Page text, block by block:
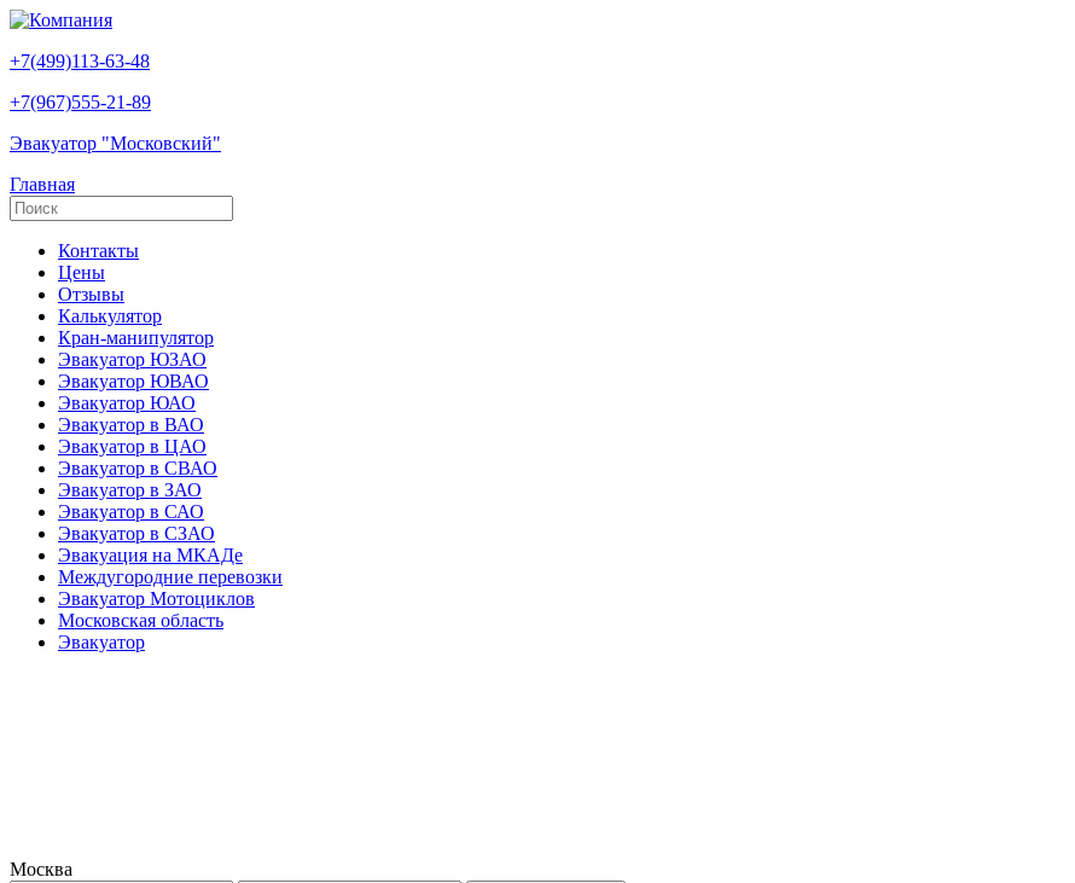
+7(499)113-63-48
+7(967)555-21-89
Эвакуатор "Московский"
Главная
Контакты
Цены
Отзывы
Калькулятор
Кран-манипулятор
Эвакуатор ЮЗАО
Эвакуатор ЮВАО
Эвакуатор ЮАО
Эвакуатор в ВАО
Эвакуатор в ЦАО
Эвакуатор в СВАО
Эвакуатор в ЗАО
Эвакуатор в САО
Эвакуатор в СЗАО
Эвакуация на МКАДе
Междугородние перевозки
Эвакуатор Мотоциклов
Московская область
Эвакуатор
Москва